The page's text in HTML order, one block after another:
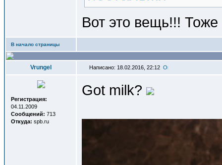
Вот это вещь!!! Тоже
В начало страницы
Vrungel Написано: 18.02.2016, 22:12
Регистрация:
04.11.2009
Сообщений: 713
Откуда: spb.ru
Got milk?